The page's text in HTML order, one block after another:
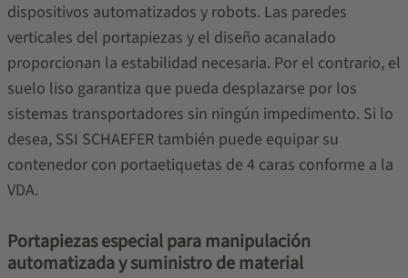
dispositivos automatizados y robots. Las paredes
verticales del portapiezas y el diseño acanalado
proporcionan la estabilidad necesaria. Por el contrario, el
suelo liso garantiza que pueda desplazarse por los
sistemas transportadores sin ningún impedimento. Si lo
desea, SSI SCHAEFER también puede equipar su
contenedor con portaetiquetas de 4 caras conforme a la
VDA.
Portapiezas especial para manipulación
automatizada y suministro de material